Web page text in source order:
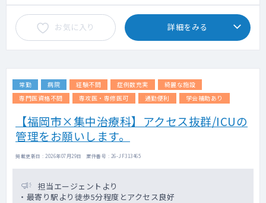
お気に入り 詳細をみる
常勤 病院 経験不問 症例数充実
綺麗な施設
専門医資格不問
専攻医・専修医可 通勤便利 学会補助あり
【福岡市×集中治療科】アクセス抜群/ICUの
管理をお願いします。
掲載更新日 : 2026年07月29日 案件番号 : 26-JF313465
担当エージェントより
・最寄り駅より徒歩5分程度とアクセス良好